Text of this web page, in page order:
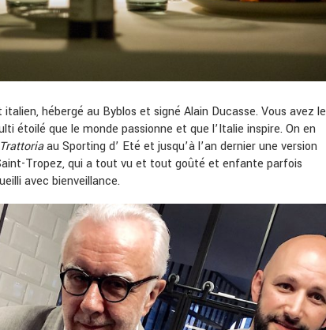
hébergé au Byblos et signé Alain Ducasse. Vous avez le
étoilé que le monde passionne et que l’Italie inspire. On en
Trattoriaau Sporting d’ Eté et jusqu’à l’an dernier une version
Tropez, qui a tout vu et tout goûté et enfante parfois
avec bienveillance.